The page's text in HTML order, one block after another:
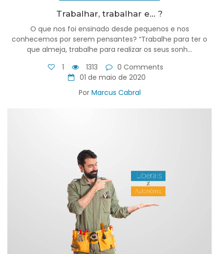
Trabalhar, trabalhar e... ?
O que nos foi ensinado desde pequenos e nos
conhecemos por serem pensantes? “Trabalhe para ter o
que almeja, trabalhe para realizar os seus sonh...
1
1313
0 Comments
01 de maio de 2020
Por Marcus Cabral